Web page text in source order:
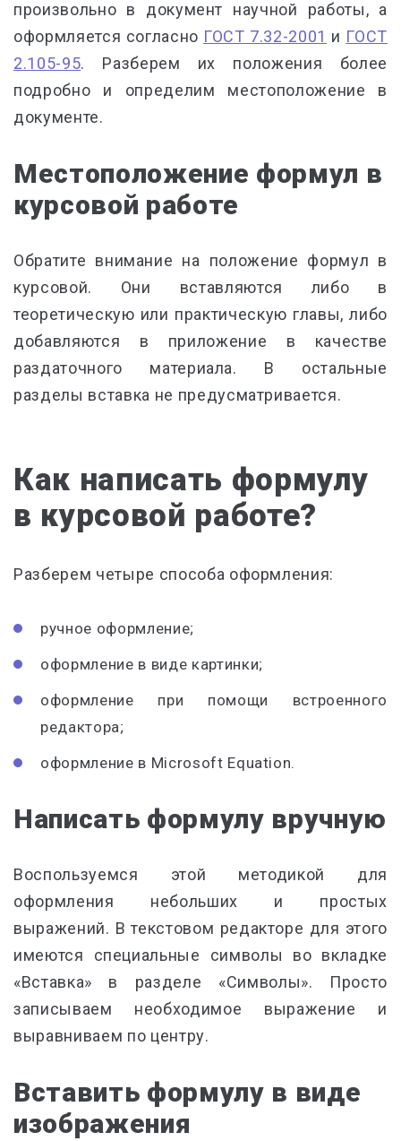
произвольно в документ научной работы, а
оформляется согласно ГОСТ 7.32-2001 и ГОСТ
2.105-95. Разберем их положения более
подробно и определим местоположение в
документе.
Местоположение формул в
курсовой работе
Обратите внимание на положение формул в
курсовой. Они вставляются либо в
теоретическую или практическую главы, либо
добавляются в приложение в качестве
раздаточного материала. В остальные
разделы вставка не предусматривается.
Как написать формулу
в курсовой работе?
Разберем четыре способа оформления:
ручное оформление;
оформление в виде картинки;
оформление при помощи встроенного
редактора;
оформление в Microsoft Equation.
Написать формулу вручную
Воспользуемся этой методикой для
оформления небольших и простых
выражений. В текстовом редакторе для этого
имеются специальные символы во вкладке
«Вставка» в разделе «Символы». Просто
записываем необходимое выражение и
выравниваем по центру.
Вставить формулу в виде
изображения